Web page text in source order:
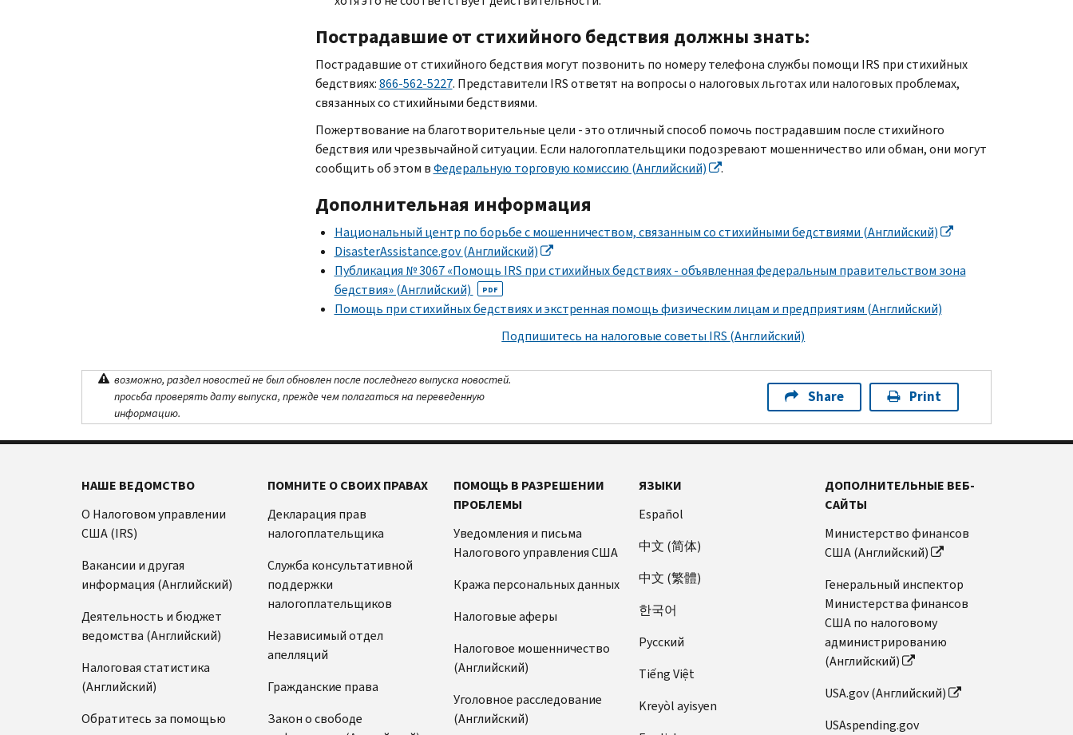
Пострадавшие от стихийного бедствия должны знать:
Пострадавшие от стихийного бедствия могут позвонить по номеру телефона службы помощи IRS при стихийных
бедствиях:866-562-5227. Представители IRSответят на вопросы о налоговых льготах или налоговых проблемах,
связанных со стихийными бедствиями.
Пожертвование на благотворительные цели - это отличный способ помочь пострадавшим после стихийного
бедствия или чрезвычайной ситуации. Если налогоплательщики подозревают мошенничество или обман, они могут
сообщить об этом вФедеральную торговую комиссию (Английский) .
Дополнительная информация
Национальный центр по борьбе с мошенничеством, связанным со стихийными бедствиями (Английский)
DisasterAssistance.gov(Английский)
Публикация № 3067 «Помощь IRS при стихийных бедствиях - объявленная федеральным правительством зона
бедствия» (Английский)
PDF
Помощь при стихийных бедствиях и экстренная помощь физическим лицам и предприятиям (Английский)
Подпишитесь на налоговые советы IRS (Английский)
возможно, раздел новостей не был обновлен после последнего выпуска новостей.
просьба проверять дату выпуска, прежде чем полагаться на переведенную
информацию.
Share Print
НАШЕ ВЕДОМСТВО
О Налоговом управлении
США (IRS)
Вакансии и другая
информация (Английский)
Деятельность и бюджет
ведомства (Английский)
Налоговая статистика
(Английский)
Обратитесь за помощью
ПОМНИТЕ О СВОИХ ПРАВАХ
Декларация прав
налогоплательщика
Служба консультативной
поддержки
налогоплательщиков
Независимый отдел
апелляций
Гражданские права
Закон о свободе
ПОМОЩЬ В РАЗРЕШЕНИИ
ПРОБЛЕМЫ
Уведомления и письма
Налогового управления США
Кража персональных данных
Налоговые аферы
Налоговое мошенничество
(Английский)
Уголовное расследование
(Английский)
ЯЗЫКИ
Español
中文 (简体)
中文 (繁體)
한국어
Pусский
Tiếng Việt
Kreyòl ayisyen
ДОПОЛНИТЕЛЬНЫЕ ВЕБ-
САЙТЫ
Министерство финансов
США (Английский)
Генеральный инспектор
Министерства финансов
США по налоговому
администрированию
(Английский)
USA.gov (Английский)
USAspending.gov